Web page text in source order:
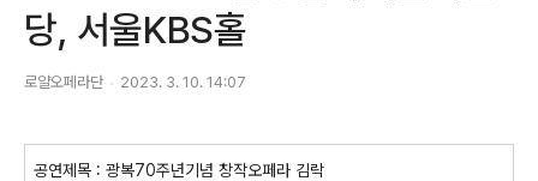
당, 서울KBS홀
로얄오페라단 2023. 3. 10. 14:07
공연제목 : 광복70주년기념 창작오페라 김락